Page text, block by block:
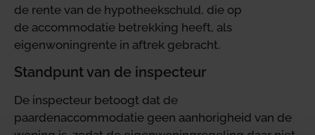
de rente van de hypotheekschuld, die op
de accommodatie betrekking heeft, als
eigenwoningrente in aftrek gebracht.
Standpunt van de inspecteur
De inspecteur betoogt dat de
paardenaccommodatie geen aanhorigheid van de